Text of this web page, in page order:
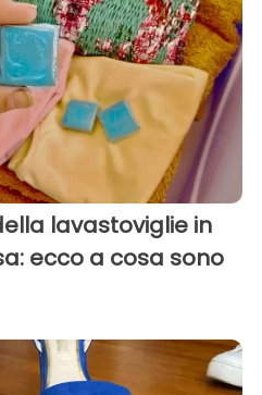
lavastoviglie in
ecco a cosa sono